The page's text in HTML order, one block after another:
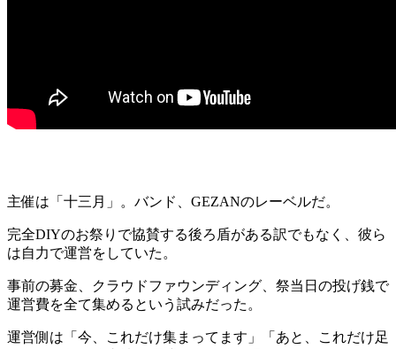
主催は「十三月」。バンド、GEZANのレーベルだ。
完全DIYのお祭りで協賛する後ろ盾がある訳でもなく、彼ら
は自力で運営をしていた。
事前の募金、クラウドファウンディング、祭当日の投げ銭で
運営費を全て集めるという試みだった。
運営側は「今、これだけ集まってます」「あと、これだけ足